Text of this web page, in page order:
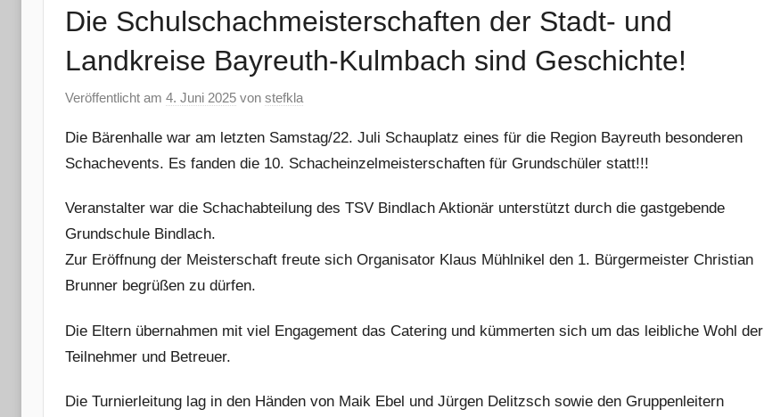
Die Schulschachmeisterschaften der Stadt- und
Landkreise Bayreuth-Kulmbach sind Geschichte!
Veröffentlicht am 4. Juni 2025 von stefkla
Die Bärenhalle war am letzten Samstag/22. Juli Schauplatz eines für die Region Bayreuth besonderen
Schachevents. Es fanden die 10. Schacheinzelmeisterschaften für Grundschüler statt!!!
Veranstalter war die Schachabteilung des TSV Bindlach Aktionär unterstützt durch die gastgebende
Grundschule Bindlach.
Zur Eröffnung der Meisterschaft freute sich Organisator Klaus Mühlnikel den 1. Bürgermeister Christian
Brunner begrüßen zu dürfen.
Die Eltern übernahmen mit viel Engagement das Catering und kümmerten sich um das leibliche Wohl der
Teilnehmer und Betreuer.
Die Turnierleitung lag in den Händen von Maik Ebel und Jürgen Delitzsch sowie den Gruppenleitern